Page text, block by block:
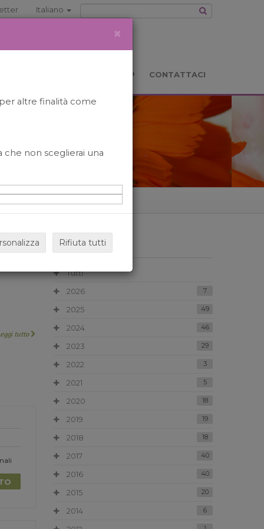
Italiano
BOOKSHOP CONTATTACI
tutto
ARCHIVIO
Tutti
2026
7
2025 49
2024 46
2023 29
2022 3
2021 5
2020 18
2019 19
2018 18
2017 40
2016 40
2015 20
2014 6
×
altre finalità come
che non sceglierai una
Rifiuta tutti